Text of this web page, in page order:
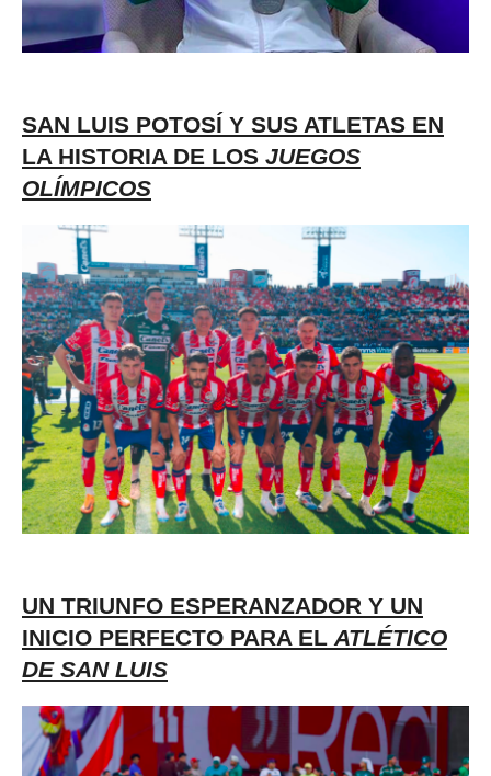
SAN LUIS POTOSÍ Y SUS ATLETAS EN
LA HISTORIA DE LOS JUEGOS
OLÍMPICOS
UN TRIUNFO ESPERANZADOR Y UN
INICIO PERFECTO PARA ELATLÉTICO
DE SAN LUIS